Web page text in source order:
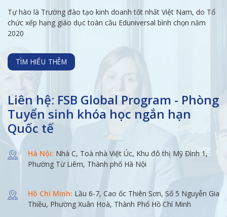
Tự hào là Trường đào tạo kinh doanh tốt nhất Việt Nam, do Tổ
chức xếp hạng giáo dục toàn cầu Eduniversal bình chọn năm
2020
TÌM HIỂU THÊM
Liên hệ: FSB Global Program - Phòng
Tuyển sinh khóa học ngắn hạn
Quốc tế
Hà Nội: Nhà C, Toà nhà Việt Úc, Khu đô thị Mỹ Đình 1,
Phường Từ Liêm, Thành phố Hà Nội
Hồ Chí Minh: Lầu 6-7, Cao ốc Thiên Sơn, Số 5 Nguyễn Gia
Thiều, Phường Xuân Hoà, Thành Phố Hồ Chí Minh